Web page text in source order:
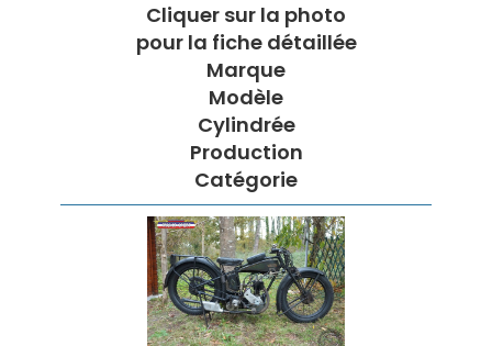
Cliquer sur la photo
pour la fiche détaillée
Marque
Modèle
Cylindrée
Production
Catégorie